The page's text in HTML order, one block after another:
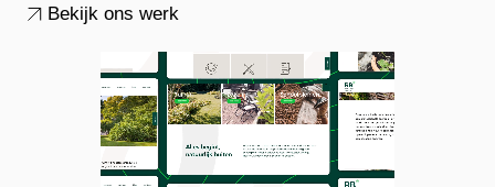
Bekijk ons werk